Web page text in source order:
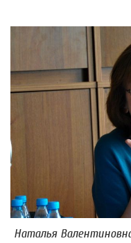
Наталья